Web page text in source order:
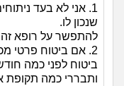
1. אני לא בעד
שנכון לו.
להתפשר על רופא
2. אם ביטוח פרטי
ביטוח לפני כמה
ותבררי כמה תקופת